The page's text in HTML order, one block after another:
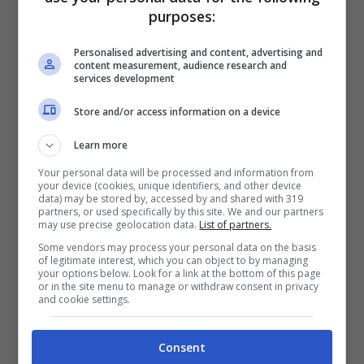
annunciata dalla stessa sui suoi social – che
durava da circa dieci anni . Dopo
l’improvvisa separazione, il giornalista ha
deciso di non spostarsi di molto e, infatti,
continuerà a vivere nello stesso quartiere di
Roma, ovvero il
Torrino , vicino l’
Il motivo è semplice: Giambruno, come svela
il settimanaleChi, è molto legato a suafiglia
Ginevrae vorrà starle il più vicino possibile
nonostante la rottura con la premier. Per
questa ragione, dunque, ha deciso di
purposes:
Personalised advertising and content, advertising and
content measurement, audience research and
services development
Store and/or access information on a device
Learn more
Your personal data will be processed and information from
your device (cookies, unique identifiers, and other device
data) may be stored by, accessed by and shared with 319
partners, or used specifically by this site. We and our partners
may use precise geolocation data. List of partners.
Some vendors may process your personal data on the basis
of legitimate interest, which you can object to by managing
your options below. Look for a link at the bottom of this page
or in the site menu to manage or withdraw consent in privacy
and cookie settings.
Consent